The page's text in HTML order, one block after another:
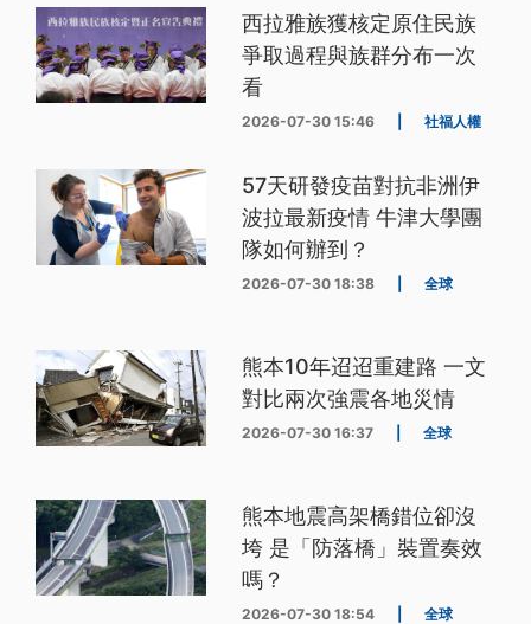
西拉雅族獲核定原住民族
爭取過程與族群分布一次
看
2026-07-30 15:46 社福人權
57天研發疫苗對抗非洲伊
波拉最新疫情 牛津大學團
隊如何辦到？
2026-07-30 18:38 全球
熊本10年迢迢重建路 一文
對比兩次強震各地災情
2026-07-30 16:37 全球
熊本地震高架橋錯位卻沒
垮 是「防落橋」裝置奏效
嗎？
2026-07-30 18:54 全球